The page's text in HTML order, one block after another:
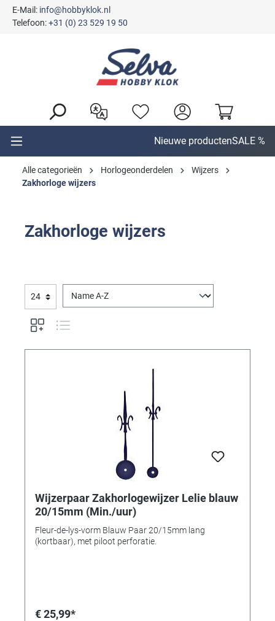
E-Mail: info@hobbyklok.nl
Telefoon:+31 (0) 23 529 19 50
Nieuwe productenSALE %
Alle categorieën Horlogeonderdelen
Wijzers
Zakhorloge wijzers
Zakhorloge wijzers
Wijzerpaar Zakhorlogewijzer Lelie blauw
20/15mm (Min./uur)
Fleur-de-lys-vorm Blauw Paar 20/15mm lang
(kortbaar), met piloot perforatie.
€ 25,99*